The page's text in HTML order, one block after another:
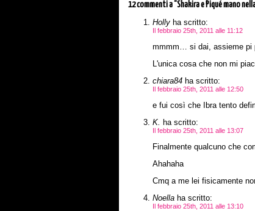
12 commentia “Shakira e Piqué mano
Hollyha scritto:
Il febbraio 25th, 2011 alle 11:12
mmmm… si dai, assieme pi
L'unica cosa che non mi
chiara84ha scritto:
Il febbraio 25th, 2011 alle 12:50
e fui così che Ibra tento
K. ha scritto:
Il febbraio 25th, 2011 alle 13:07
Finalmente qualcuno che
Ahahaha
Cmq a me lei fisicamente
Noellaha scritto:
Il febbraio 25th, 2011 alle 13:10